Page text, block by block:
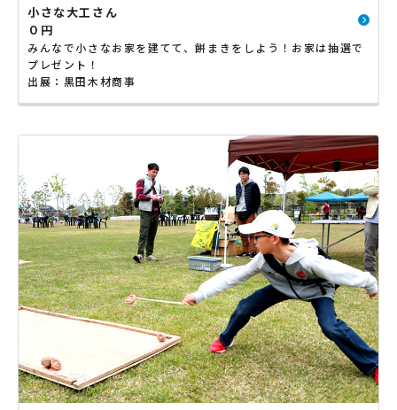
小さな大工さん
０円
みんなで小さなお家を建てて、餅まきをしよう！お家は抽選で
プレゼント！
出展：黒田木材商事